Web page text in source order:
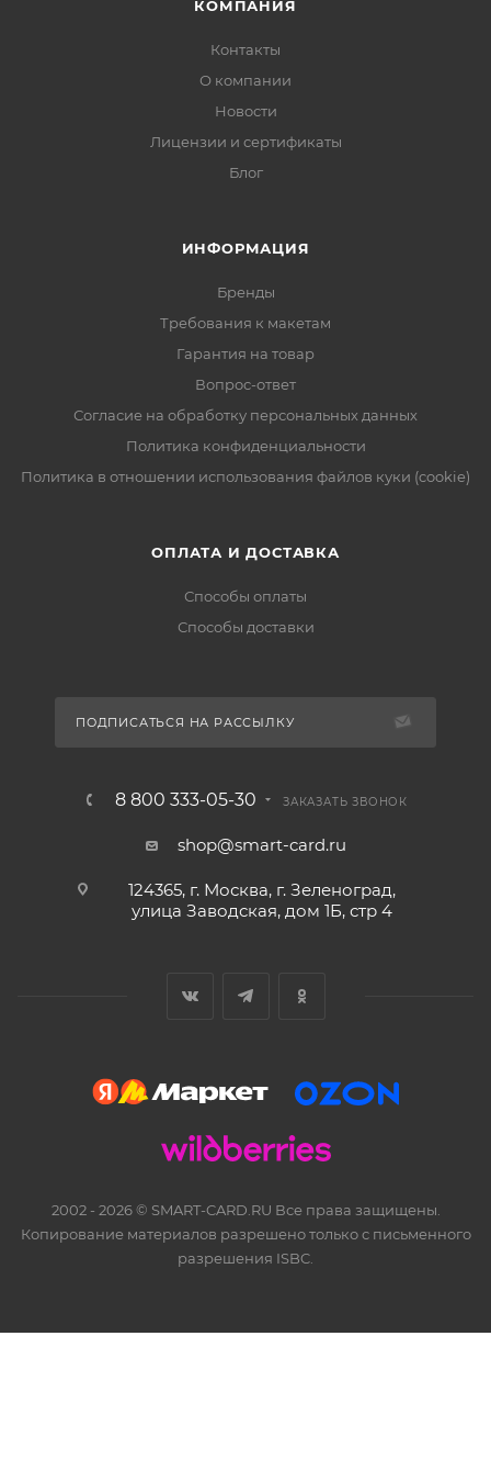
КОМПАНИЯ
Контакты
О компании
Новости
Лицензии и сертификаты
Блог
ИНФОРМАЦИЯ
Бренды
Требования к макетам
Гарантия на товар
Вопрос-ответ
Согласие на обработку персональных данных
Политика конфиденциальности
Политика в отношении использования файлов куки (cookie)
ОПЛАТА И ДОСТАВКА
Способы оплаты
Способы доставки
ПОДПИСАТЬСЯ НА РАССЫЛКУ
8 800 333-05-30 ЗАКАЗАТЬ ЗВОНОК
shop@smart-card.ru
124365, г. Москва, г. Зеленоград,
улица Заводская, дом 1Б, стр 4
2002 - 2026 © SMART-CARD.RU Все права защищены.
Копирование материалов разрешено только с письменного
разрешения ISBC.